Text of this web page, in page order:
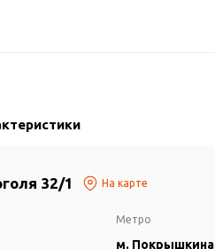
32/1 На карте
Метро
м. Покрышкина